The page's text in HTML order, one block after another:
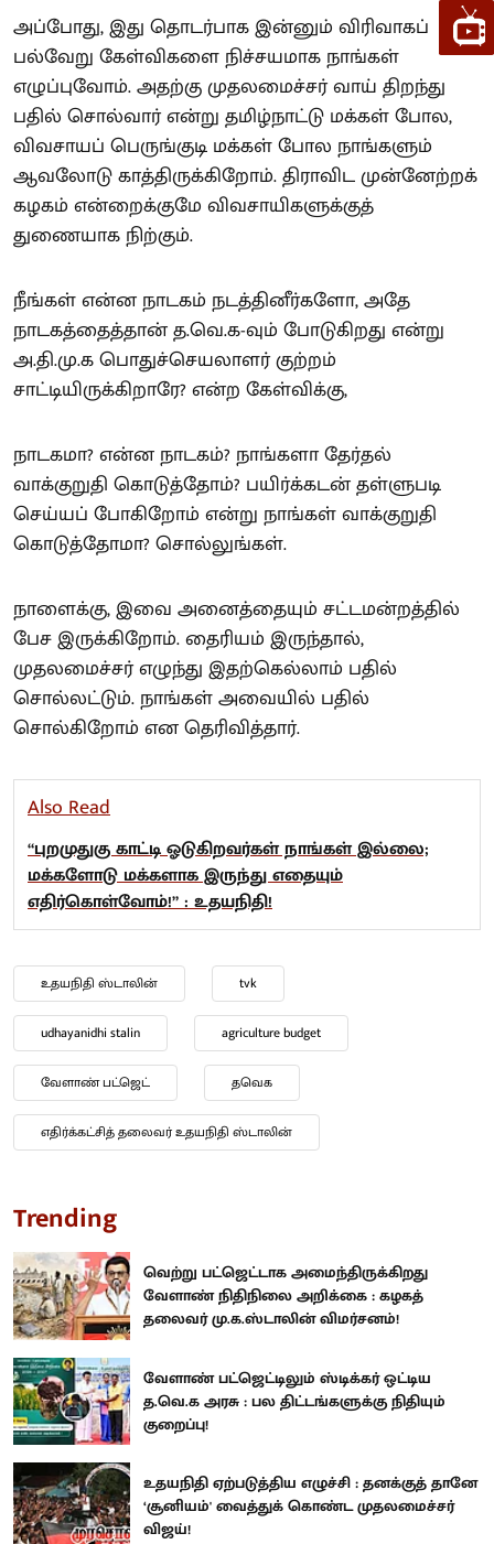
அப்போது, இது தொடர்பாக இன்னும் விரிவாகப்
பல்வேறு கேள்விகளை நிச்சயமாக நாங்கள்
எழுப்புவோம். அதற்கு முதலமைச்சர் வாய் திறந்து
பதில் சொல்வார் என்று தமிழ்நாட்டு மக்கள் போல,
விவசாயப் பெருங்குடி மக்கள் போல நாங்களும்
ஆவலோடு காத்திருக்கிறோம். திராவிட முன்னேற்றக்
கழகம் என்றைக்குமே விவசாயிகளுக்குத்
துணையாக நிற்கும்.
நீங்கள் என்ன நாடகம் நடத்தினீர்களோ, அதே
நாடகத்தைத்தான் த.வெ.க-வும் போடுகிறது என்று
அ.தி.மு.க பொதுச்செயலாளர் குற்றம்
சாட்டியிருக்கிறாரே? என்ற கேள்விக்கு,
நாடகமா? என்ன நாடகம்? நாங்களா தேர்தல்
வாக்குறுதி கொடுத்தோம்? பயிர்க்கடன் தள்ளுபடி
செய்யப் போகிறோம் என்று நாங்கள் வாக்குறுதி
கொடுத்தோமா? சொல்லுங்கள்.
நாளைக்கு, இவை அனைத்தையும் சட்டமன்றத்தில்
பேச இருக்கிறோம். தைரியம் இருந்தால்,
முதலமைச்சர் எழுந்து இதற்கெல்லாம் பதில்
சொல்லட்டும். நாங்கள் அவையில் பதில்
சொல்கிறோம் என தெரிவித்தார்.
Also Read
“புறமுதுகு காட்டி ஓடுகிறவர்கள் நாங்கள் இல்லை;
மக்களோடு மக்களாக இருந்து எதையும்
எதிர்கொள்வோம்!” : உதயநிதி!
உதயநிதி ஸ்டாலின் tvk
udhayanidhi stalin agriculture budget
வேளாண் பட்ஜெட் தவெக
எதிர்க்கட்சித் தலைவர் உதயநிதி ஸ்டாலின்
Trending
வெற்று பட்ஜெட்டாக அமைந்திருக்கிறது
வேளாண் நிதிநிலை அறிக்கை : கழகத்
தலைவர் மு.க.ஸ்டாலின் விமர்சனம்!
வேளாண் பட்ஜெட்டிலும் ஸ்டிக்கர் ஒட்டிய
த.வெ.க அரசு : பல திட்டங்களுக்கு நிதியும்
குறைப்பு!
உதயநிதி ஏற்படுத்திய எழுச்சி : தனக்குத் தானே
‘சூனியம்' வைத்துக் கொண்ட முதலமைச்சர்
விஜய்!